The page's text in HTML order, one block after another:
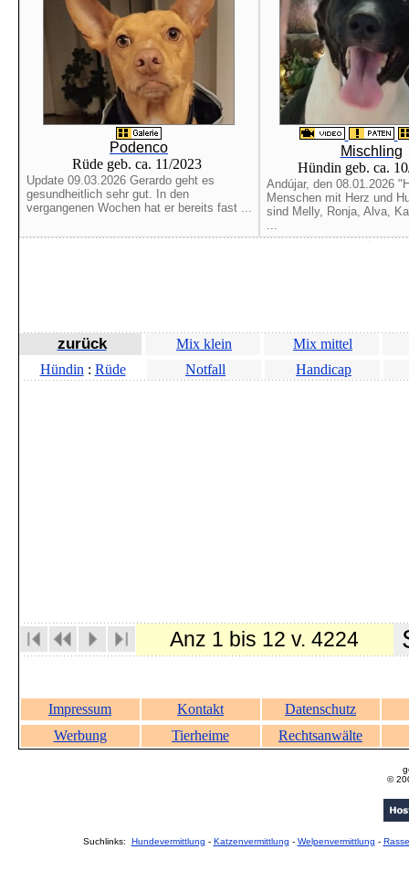
Podenco
Rüde geb. ca. 11/2023
Update 09.03.2026 Gerardo geht es
gesundheitlich sehr gut. In den
vergangenen Wochen hat er bereits fast ...
Mischling
Hündin geb. ca.
Andújar, den 08.01.2026
Menschen mit Herz und
sind Melly, Ronja, Alva,
...
zurück Mix klein
Mix mittel
Hündin : Rüde Notfall Handicap
Anz 1 bis 12 v. 4224
Impressum Kontakt
Datenschutz
Werbung
Tierheime Rechtsanwälte
©
Suchlinks: Hundevermittlung - Katzenvermittlung - Welpenvermittlung -